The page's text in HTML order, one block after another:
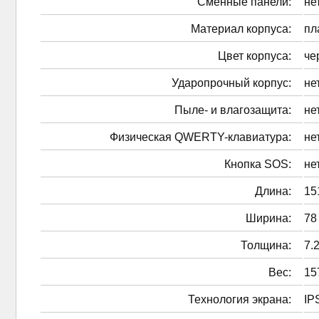
Материал корпуса:
Цвет корпуса:
Ударопрочный корпус:
Пыле- и влагозащита:
Физическая QWERTY-клавиатура:
Кнопка SOS:
Длина:
Ширина:
Толщина:
Вес:
Технология экрана: